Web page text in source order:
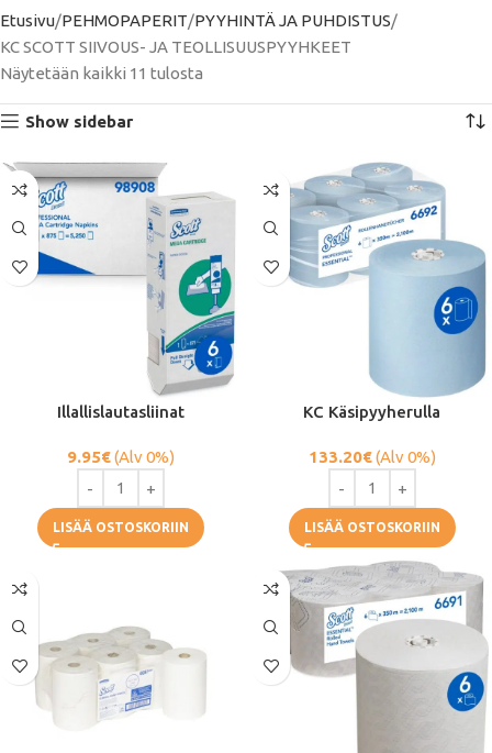
Etusivu PEHMOPAPERIT PYYHINTÄ JA PUHDISTUS
KC SCOTT SIIVOUS- JA TEOLLISUUSPYYHKEET
Näytetään kaikki 11 tulosta
Show sidebar
Illallislautasliinat
9.95€(Alv 0%)
LISÄÄ OSTOSKORIIN
KC Käsipyyherulla
133.20€(Alv 0%)
LISÄÄ OSTOSKORIIN